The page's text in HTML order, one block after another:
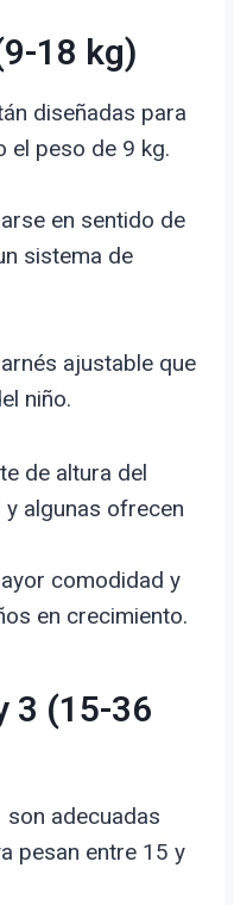
18 kg)
diseñadas para
el peso de 9 kg.
en sentido de
sistema de
ajustable que
niño.
de altura del
algunas ofrecen
comodidad y
en crecimiento.
3 (15-36
son adecuadas
pesan entre 15 y